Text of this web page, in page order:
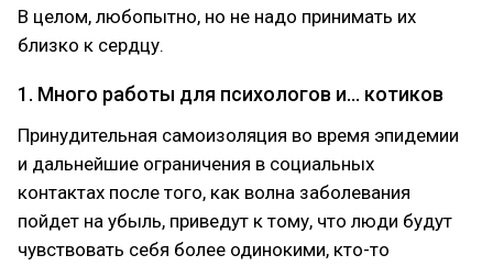
В целом, любопытно, но не надо принимать их
близко к сердцу.
1. Много работы для психологов и... котиков
Принудительная самоизоляция во время эпидемии
и дальнейшие ограничения в социальных
контактах после того, как волна заболевания
пойдет на убыль, приведут к тому, что люди будут
чувствовать себя более одинокими, кто-то